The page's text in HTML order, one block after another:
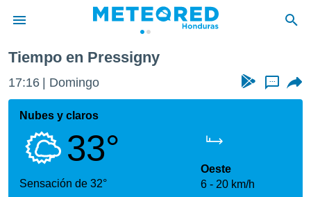
de
ha sido
calidad.
a este
Tiempo en Pressigny
17:16 Domingo ...
Nubes y claros
33°
Sensación de 32°
Oeste
6
20 km/h